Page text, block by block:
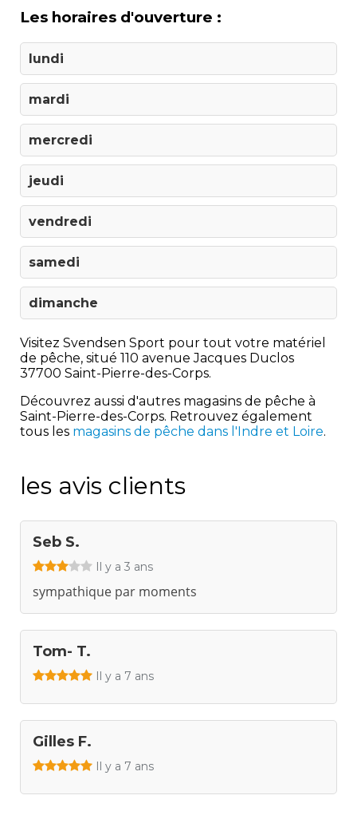
Les horaires d'ouverture :
lundi
mardi
mercredi
jeudi
vendredi
samedi
dimanche
Visitez Svendsen Sport pour tout votre matériel
de pêche, situé 110 avenue Jacques Duclos
37700 Saint-Pierre-des-Corps.
Découvrez aussi d'autres magasins de pêche à
Saint-Pierre-des-Corps. Retrouvez également
tous les magasins de pêche dans l'Indre et Loire.
les avis clients
Seb S.
Il y a 3 ans
sympathique par moments
Tom- T.
Il y a 7 ans
Gilles F.
Il y a 7 ans